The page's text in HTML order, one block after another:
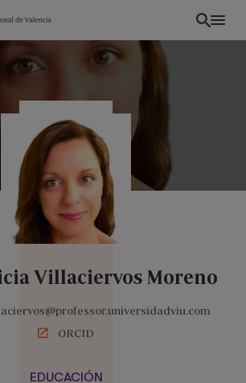
Villaciervos Moreno
ORCID
EDUCACIÓN